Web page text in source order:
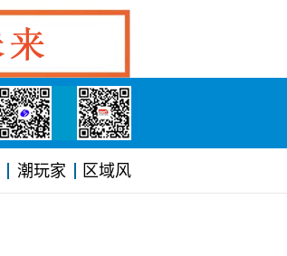
潮玩家 区域风